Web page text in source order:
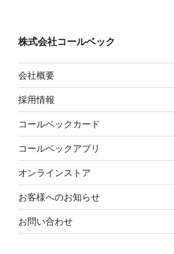
株式会社コールベック
会社概要
採用情報
コールベックカード
コールベックアプリ
オンラインストア
お客様へのお知らせ
お問い合わせ